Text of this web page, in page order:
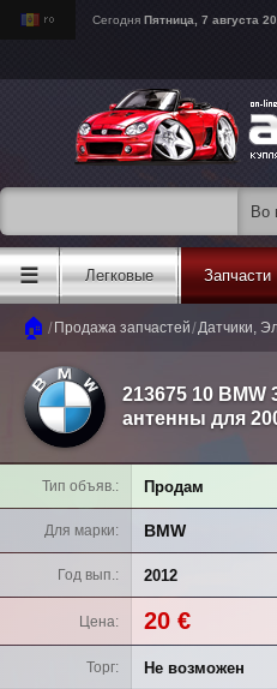
Сегодня Пятница, 7 августа
☰ Легковые Запчасти
🏠 / Продажа запчастей/Датчики,
213675 10 BMW
антенны для
Тип объяв. Продам
Для марки BMW
Год вып. 2012
Цена 20 €
Торг Не возможен